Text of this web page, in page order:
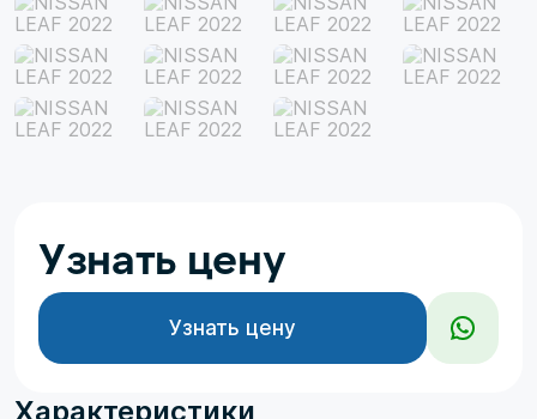
Характеристики
Узнать цену
Узнать цену